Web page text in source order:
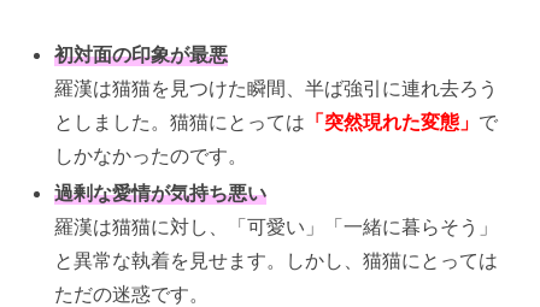
初対面の印象が最悪
羅漢は猫猫を見つけた瞬間、半ば強引に連れ去ろう
としました。猫猫にとっては 「突然現れた変態」 で
しかなかったのです。
過剰な愛情が気持ち悪い
羅漢は猫猫に対し、「可愛い」「一緒に暮らそう」
と異常な執着を見せます。しかし、猫猫にとっては
ただの迷惑です。